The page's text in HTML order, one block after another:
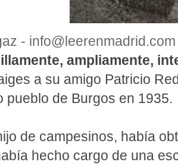
- info@leerenmadrid.com
ampliamente,
a su amigo Patricio
pueblo de Burgos en 1935.
de campesinos, había
hecho cargo de una